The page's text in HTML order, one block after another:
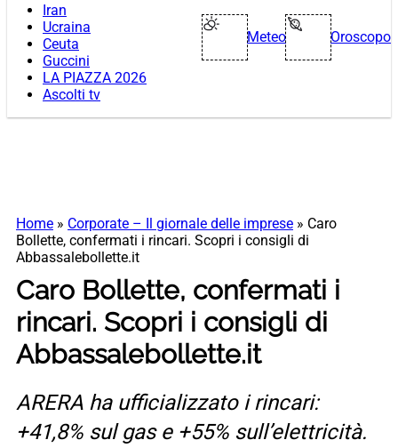
Iran
Ucraina
Ceuta
Guccini
LA PIAZZA 2026
Ascolti tv
Meteo Oroscopo
Home » Corporate – Il giornale delle imprese » Caro
Bollette, confermati i rincari. Scopri i consigli di
Abbassalebollette.it
Caro Bollette, confermati i
rincari. Scopri i consigli di
Abbassalebollette.it
ARERA ha ufficializzato i rincari:
+41,8% sul gas e +55% sull’elettricità.